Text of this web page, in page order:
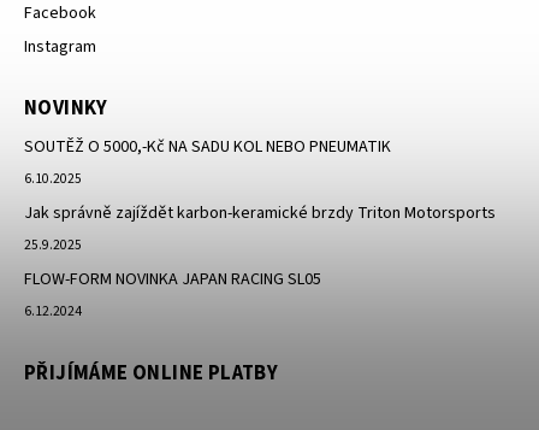
Facebook
Instagram
NOVINKY
SOUTĚŽ O 5000,-Kč NA SADU KOL NEBO PNEUMATIK
6.10.2025
Jak správně zajíždět karbon-keramické brzdy Triton Motorsports
25.9.2025
FLOW-FORM NOVINKA JAPAN RACING SL05
6.12.2024
PŘIJÍMÁME ONLINE PLATBY